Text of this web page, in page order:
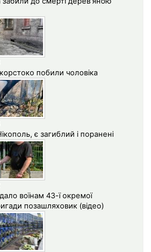
побили чоловіка
є загиблий і поранені
воїнам 43-ї окремої
позашляховик (відео)